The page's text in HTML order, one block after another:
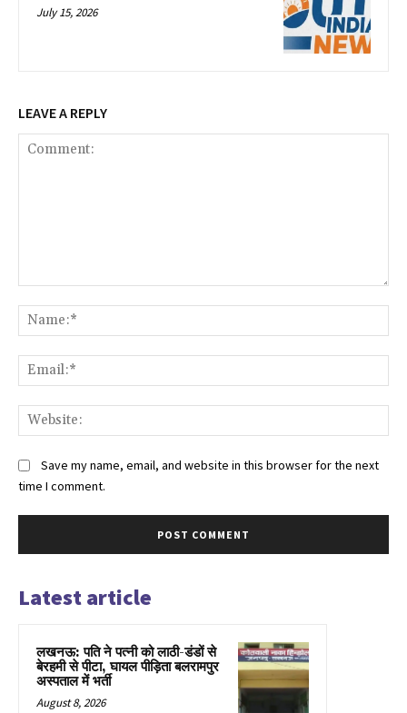
July 15, 2026
LEAVE A REPLY
Save my name, email, and website in this browser for the next
time I comment.
Latest article
लखनऊ: पति ने पत्नी को लाठी-डंडों से
बेरहमी से पीटा, घायल पीड़िता बलरामपुर
अस्पताल में भर्ती
August 8, 2026